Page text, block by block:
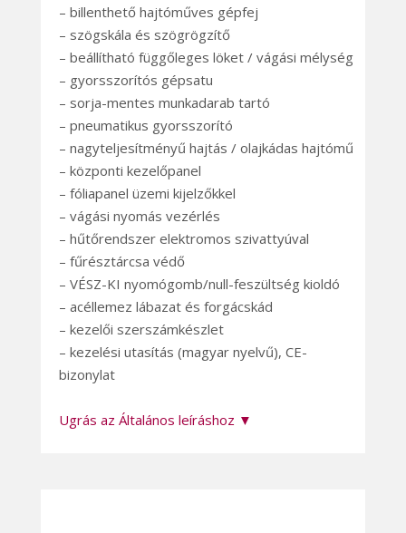
– billenthető hajtóműves gépfej
– szögskála és szögrögzítő
– beállítható függőleges löket / vágási mélység
– gyorsszorítós gépsatu
– sorja-mentes munkadarab tartó
– pneumatikus gyorsszorító
– nagyteljesítményű hajtás / olajkádas hajtómű
– központi kezelőpanel
– fóliapanel üzemi kijelzőkkel
– vágási nyomás vezérlés
– hűtőrendszer elektromos szivattyúval
– fűrésztárcsa védő
– VÉSZ-KI nyomógomb/null-feszültség kioldó
– acéllemez lábazat és forgácskád
– kezelői szerszámkészlet
– kezelési utasítás (magyar nyelvű), CE-
bizonylat
Ugrás az Általános leíráshoz ▼